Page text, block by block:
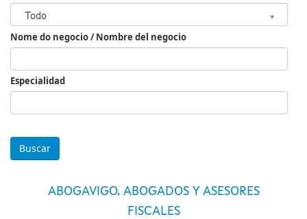
Todo
Sector
Nome do negocio / Nombre del negocio
Especialidad
ABOGAVIGO. ABOGADOS Y ASESORES
FISCALES